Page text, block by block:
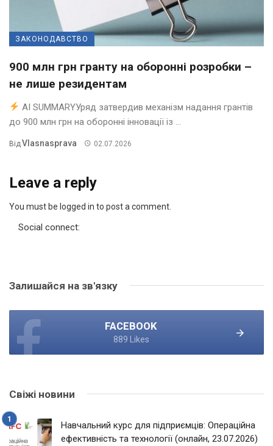
ЗАКОНОДАВСТВО
900 млн грн гранту на оборонні розробки –
не лише резидентам
AI SUMMARYУряд затвердив механізм надання грантів
до 900 млн грн на оборонні інновації із ...
Від Vlasnasprava 02.07.2026
Leave a reply
You must be logged in to post a comment.
Social connect:
Залишайся на зв'язку
FACEBOOK
889 Likes
Свіжі новини
Навчальний курс для підприємців: Операційна
ефективність та технології (онлайн, 23.07.2026)